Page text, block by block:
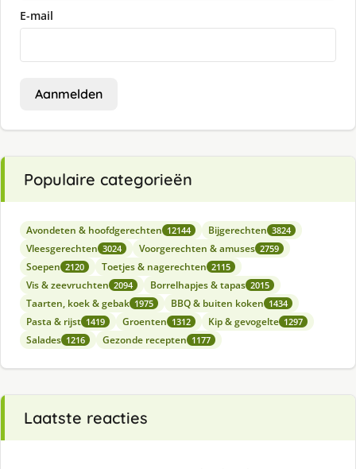
E-mail
Aanmelden
Populaire categorieën
Avondeten & hoofdgerechten 12144 Bijgerechten 3824
Vleesgerechten 3024 Voorgerechten & amuses 2759
Soepen 2120 Toetjes & nagerechten 2115
Vis & zeevruchten 2094 Borrelhapjes & tapas 2015
Taarten, koek & gebak 1975 BBQ & buiten koken 1434
Pasta & rijst 1419 Groenten 1312 Kip & gevogelte 1297
Salades 1216 Gezonde recepten 1177
Laatste reacties